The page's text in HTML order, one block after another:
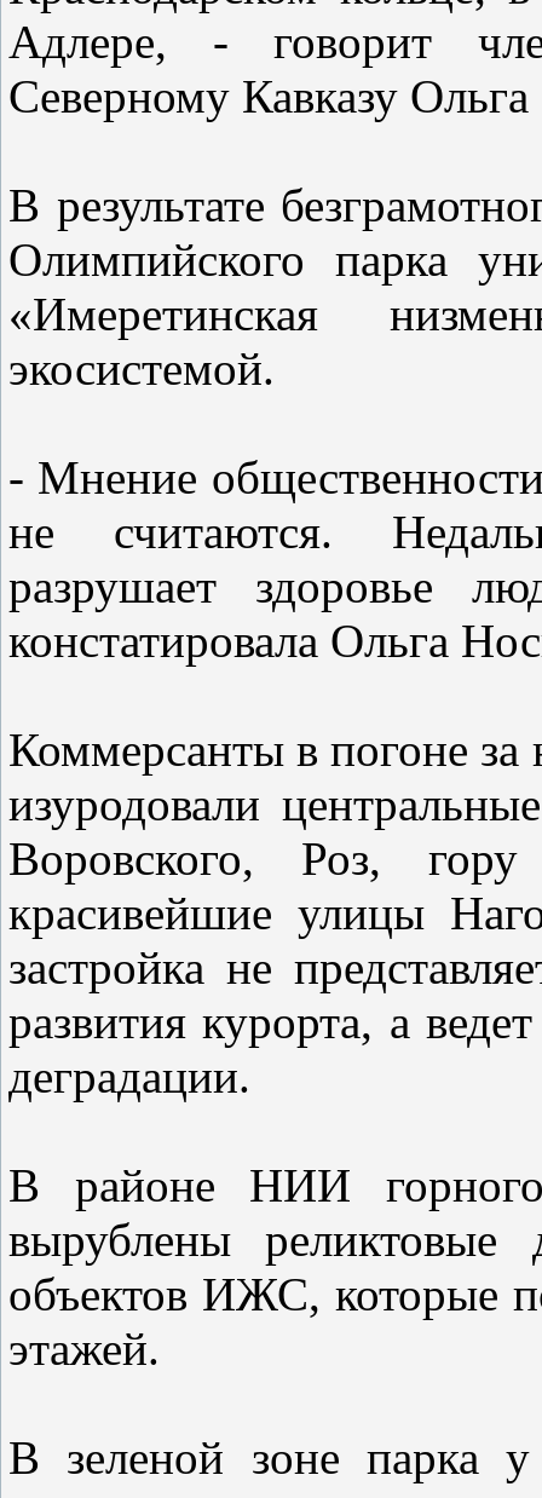
Адлере, - говорит
Северному Кавказу
В результате
Олимпийского парка
«Имеретинская
экосистемой.
- Мнение
не считаются.
разрушает здоровье
констатировала Ольга
Коммерсанты в погоне за
изуродовали
Воровского, Роз,
красивейшие улицы
застройка не
развития курорта, а
деградации.
В районе НИИ горного
вырублены реликтовые
объектов ИЖС, которые
этажей.
В зеленой зоне парка